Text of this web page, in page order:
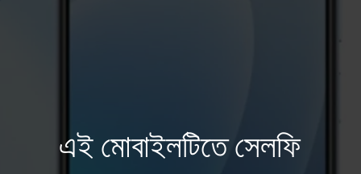
এই মোবাইলটিতে সেলফি